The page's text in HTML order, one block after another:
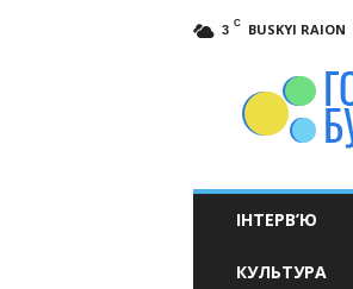
3 C BUSKYI RAION
ІНТЕРВ’Ю
КУЛЬТУРА